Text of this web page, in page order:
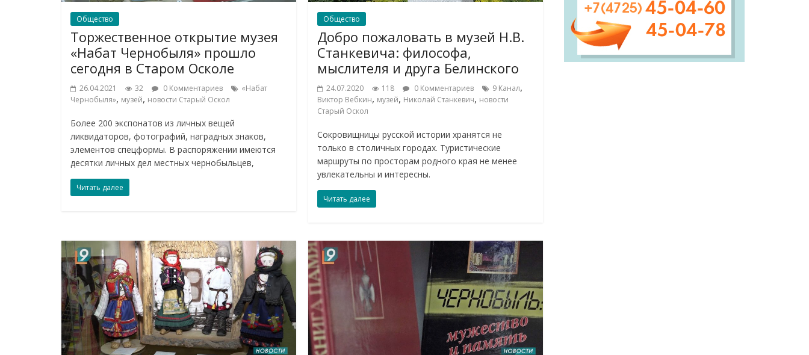
Общество
Торжественное открытие музея
«Набат Чернобыля» прошло
сегодня в Старом Осколе
26.04.2021 32 0 Комментариев
«Набат
Чернобыля», музей, новости Старый Оскол
Более 200 экспонатов из личных вещей
ликвидаторов, фотографий, наградных знаков,
элементов спецформы. В распоряжении имеются
десятки личных дел местных чернобыльцев,
Читать далее
Общество
Добро пожаловать в музей Н.В.
Станкевича: философа,
мыслителя и друга Белинского
24.07.2020 118 0 Комментариев 9 Канал,
Виктор Вебкин, музей, Николай Станкевич, новости
Старый Оскол
Сокровищницы русской истории хранятся не
только в столичных городах. Туристические
маршруты по просторам родного края не менее
увлекательны и интересны.
Читать далее